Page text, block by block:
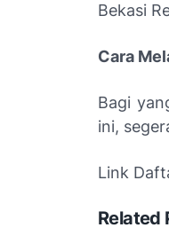
Bekasi
Cara
Bagi
ini,
Link
Related